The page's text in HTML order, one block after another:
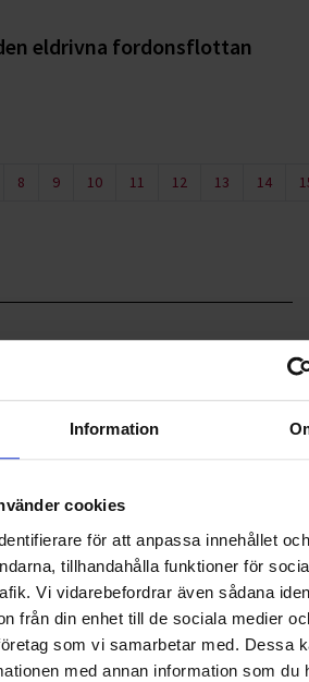
Information
cookies
för att anpassa innehållet och
tillhandahålla funktioner för
Vi vidarebefordrar även sådana
från din enhet till de sociala medier
som vi samarbetar med. Dessa
med annan information som du
eldrivna fordonsflottan
8 9 10 11 12 13 14